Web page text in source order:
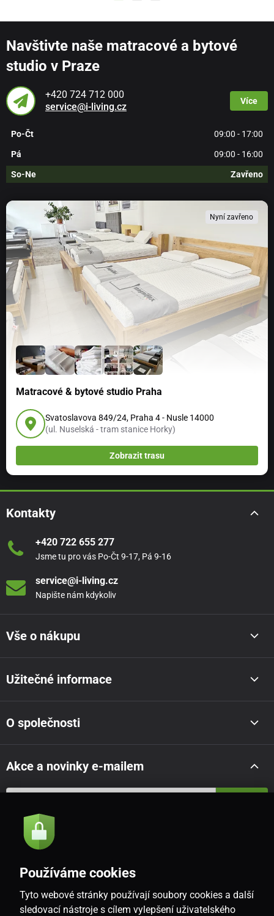
Navštivte naše matracové a bytové
studio v Praze
+420 724 712 000
service@i-living.cz
Více
Po-Čt 09:00 - 17:00
Pá 09:00 - 16:00
So-Ne Zavřeno
Nyní zavřeno
Matracové & bytové studio Praha
Svatoslavova 849/24, Praha 4 - Nusle 14000
(ul. Nuselská - tram stanice Horky)
Zobrazit trasu
Kontakty
+420 722 655 277
Jsme tu pro vás Po-Čt 9-17, Pá 9-16
service@i-living.cz
Napište nám kdykoliv
Vše o nákupu
Užitečné informace
O společnosti
Akce a novinky e-mailem
Souhlasím se
CZ
Používáme cookies
Tyto webové stránky používají soubory cookies a další
sledovací nástroje s cílem vylepšení uživatelského